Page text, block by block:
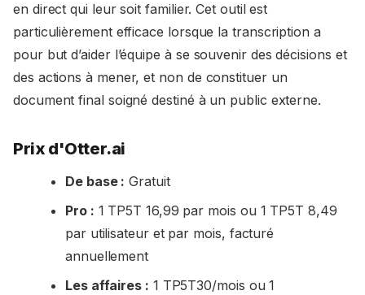
en direct qui leur soit familier. Cet outil est
particulièrement efficace lorsque la transcription a
pour but d’aider l’équipe à se souvenir des décisions et
des actions à mener, et non de constituer un
document final soigné destiné à un public externe.
Prix d'Otter.ai
De base : Gratuit
Pro : 1 TP5T 16,99 par mois ou 1 TP5T 8,49
par utilisateur et par mois, facturé
annuellement
Les affaires : 1 TP5T30/mois ou 1